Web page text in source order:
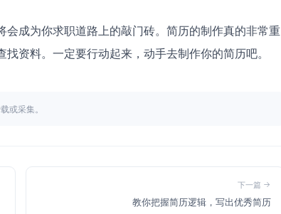
成为你求职道路上的敲门砖。简历的制作真的非常重
资料。一定要行动起来，动手去制作你的简历吧。
或采集。
下一篇
教你把握简历逻辑，写出优秀简历